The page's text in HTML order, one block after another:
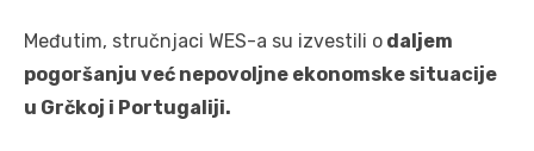
Međutim, stručnjaci WES-a su izvestili o daljem
pogoršanju već nepovoljne ekonomske situacije
u Grčkoj i Portugaliji.